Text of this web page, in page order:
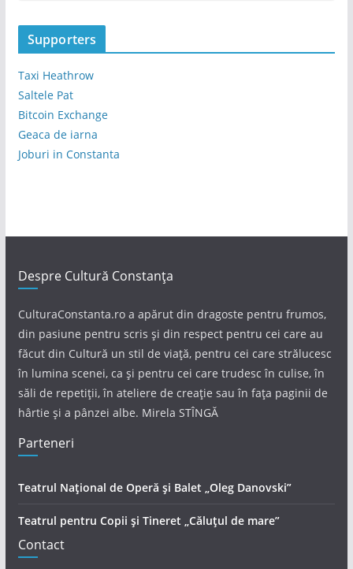
Supporters
Taxi Heathrow
Saltele Pat
Bitcoin Exchange
Geaca de iarna
Joburi in Constanta
Despre Cultură Constanța
CulturaConstanta.ro a apărut din dragoste pentru frumos,
din pasiune pentru scris și din respect pentru cei care au
făcut din Cultură un stil de viață, pentru cei care strălucesc
în lumina scenei, ca și pentru cei care trudesc în culise, în
săli de repetiții, în ateliere de creație sau în fața paginii de
hârtie și a pânzei albe. Mirela STÎNGĂ
Parteneri
Teatrul Național de Operă și Balet „Oleg Danovski”
Teatrul pentru Copii și Tineret „Căluțul de mare”
Contact